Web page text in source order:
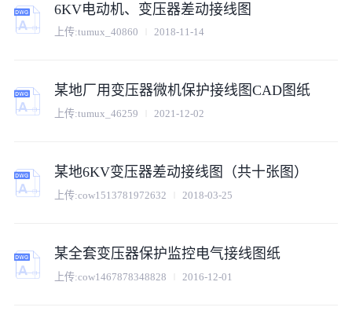
6KV电动机、变压器差动接线图
上传:tumux_40860 2018-11-14
某地厂用变压器微机保护接线图CAD图纸
上传:tumux_46259 2021-12-02
某地6KV变压器差动接线图（共十张图）
上传:cow1513781972632 2018-03-25
某全套变压器保护监控电气接线图纸
上传:cow1467878348828 2016-12-01